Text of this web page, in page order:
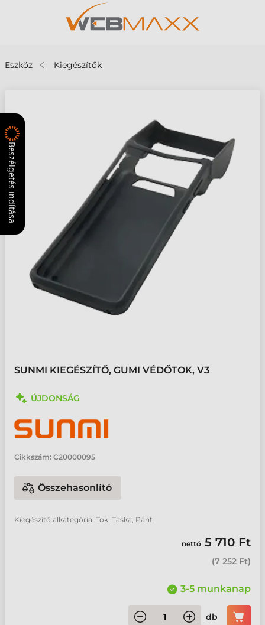
Eszköz Kiegészítők
SUNMI KIEGÉSZÍTŐ, GUMI VÉDŐTOK, V3
ÚJDONSÁG
Cikkszám: C20000095
Összehasonlító
Kiegészítő alkategória: Tok, Táska, Pánt
nettó 5 710 Ft
(7 252 Ft)
3-5 munkanap
db
Beszélgetés indítása